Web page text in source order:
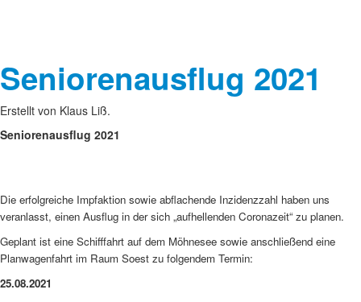
Seniorenausflug 2021
Erstellt von Klaus Liß.
Seniorenausflug 2021
Die erfolgreiche Impfaktion sowie abflachende Inzidenzzahl haben uns
veranlasst, einen Ausflug in der sich „aufhellenden Coronazeit“ zu planen.
Geplant ist eine Schifffahrt auf dem Möhnesee sowie anschließend eine
Planwagenfahrt im Raum Soest zu folgendem Termin:
25.08.2021